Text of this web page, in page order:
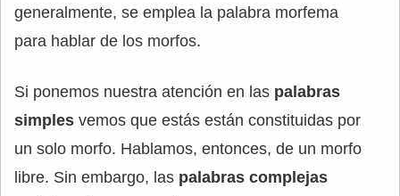
generalmente, se emplea la palabra morfema
para hablar de los morfos.
Si ponemos nuestra atención en las palabras
simples vemos que estás están constituidas por
un solo morfo. Hablamos, entonces, de un morfo
libre. Sin embargo, las palabras complejas